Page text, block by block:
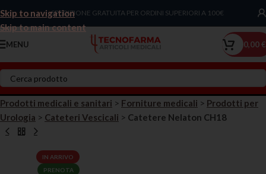
Skip to navigation
Skip to main content
Chiama Ora!SPEDIZIONE GRATUITA PER ORDINI SUPERIORI A 100€
MENU 0,00€
Prodotti medicali e sanitari > Forniture medicali > Prodotti per
Urologia > Cateteri Vescicali > Catetere Nelaton CH18
IN ARRIVO
PRENOTA